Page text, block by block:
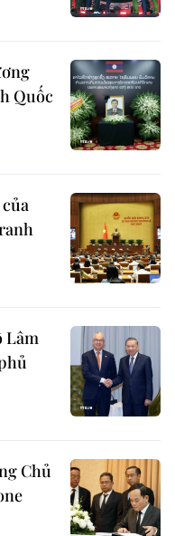
Quốc
Lâm
Chủ